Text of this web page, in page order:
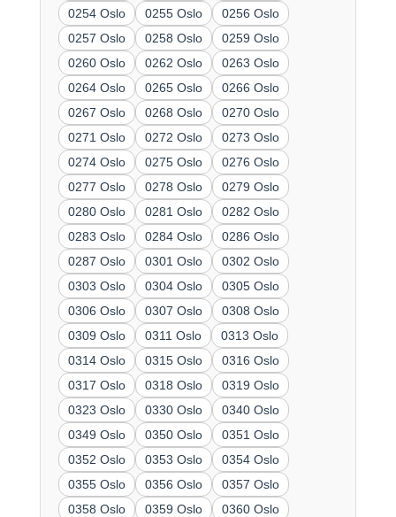
0254 Oslo
0255 Oslo
0256 Oslo
0257 Oslo
0258 Oslo
0259 Oslo
0260 Oslo
0262 Oslo
0263 Oslo
0264 Oslo
0265 Oslo
0266 Oslo
0267 Oslo
0268 Oslo
0270 Oslo
0271 Oslo
0272 Oslo
0273 Oslo
0274 Oslo
0275 Oslo
0276 Oslo
0277 Oslo
0278 Oslo
0279 Oslo
0280 Oslo
0281 Oslo
0282 Oslo
0283 Oslo
0284 Oslo
0286 Oslo
0287 Oslo
0301 Oslo
0302 Oslo
0303 Oslo
0304 Oslo
0305 Oslo
0306 Oslo
0307 Oslo
0308 Oslo
0309 Oslo
0311 Oslo
0313 Oslo
0314 Oslo
0315 Oslo
0316 Oslo
0317 Oslo
0318 Oslo
0319 Oslo
0323 Oslo
0330 Oslo
0340 Oslo
0349 Oslo
0350 Oslo
0351 Oslo
0352 Oslo
0353 Oslo
0354 Oslo
0355 Oslo
0356 Oslo
0357 Oslo
0358 Oslo
0359 Oslo
0360 Oslo